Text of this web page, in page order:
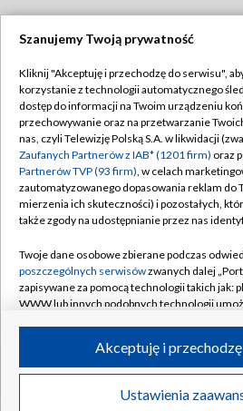
TVP
Abonament TVP
Emisja w TVP
Centrum informacji TVP
Naziemna Telewizja Cyfrowa
Rada Programowa
System NOS
Informacje o nadawcy
Program dla prasy
Regulamin
Polityka
Moje
Pomoc
Kontakt
Kanały
©2026 Telewizja Polska
Szanujemy Twoją prywatność
Kliknij "Akceptuję i przechodzę do serwisu",
korzystanie z technologii automatycznego
dostęp do informacji na Twoim urządzeniu
przechowywanie oraz na przetwarzanie
nas, czyli Telewizję Polską S.A. w likwidacji
Zaufanych Partnerów z IAB* (1201 firm) oraz
Partnerów TVP (93 firm), w celach
zautomatyzowanego dopasowania reklam do
mierzenia ich skuteczności) i pozostałych,
także zgody na udostępnianie przez nas
Twoje dane osobowe zbierane podczas
poszczególnych serwisówzwanych dalej
zapisywane za pomocą technologii takich jak:
WWW lub innych podobnych technologii
ruchu w Internecie.
Twoje dane osobowe zbierane podczas
poszczególnych serwisówna Portalu, takie jak
Ustawienia
Akceptuję i